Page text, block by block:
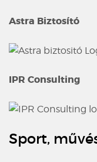
Astra Biztosító
IPR Consulting
Sport,